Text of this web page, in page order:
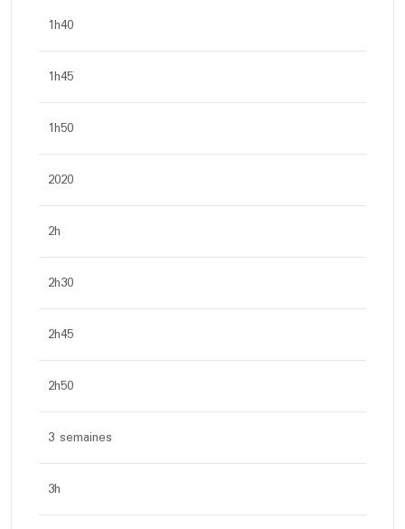
1h40
1h45
1h50
2020
2h
2h30
2h45
2h50
3 semaines
3h